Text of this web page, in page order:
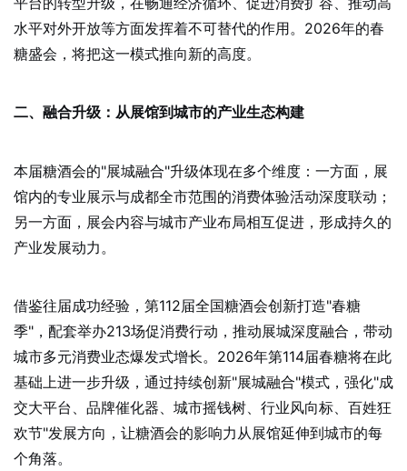
水平对外开放等方面发挥着不可替代的作用。2026年的春
糖盛会，将把这一模式推向新的高度。
二、融合升级：从展馆到城市的产业生态构建
本届糖酒会的"展城融合"升级体现在多个维度：一方面，展
馆内的专业展示与成都全市范围的消费体验活动深度联动；
另一方面，展会内容与城市产业布局相互促进，形成持久的
产业发展动力。
借鉴往届成功经验，第112届全国糖酒会创新打造"春糖
季"，配套举办213场促消费行动，推动展城深度融合，带动
城市多元消费业态爆发式增长。2026年第114届春糖将在此
基础上进一步升级，通过持续创新"展城融合"模式，强化"成
交大平台、品牌催化器、城市摇钱树、行业风向标、百姓狂
欢节"发展方向，让糖酒会的影响力从展馆延伸到城市的每
个角落。